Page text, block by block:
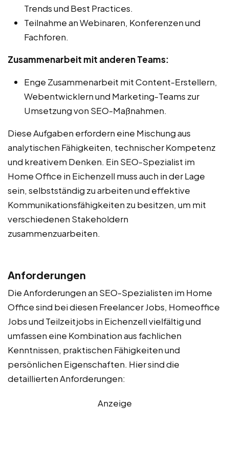
Trends und Best Practices.
Teilnahme an Webinaren, Konferenzen und
Fachforen.
Zusammenarbeit mit anderen Teams:
Enge Zusammenarbeit mit Content-Erstellern,
Webentwicklern und Marketing-Teams zur
Umsetzung von SEO-Maßnahmen.
Diese Aufgaben erfordern eine Mischung aus
analytischen Fähigkeiten, technischer Kompetenz
und kreativem Denken. Ein SEO-Spezialist im
Home Office in Eichenzell muss auch in der Lage
sein, selbstständig zu arbeiten und effektive
Kommunikationsfähigkeiten zu besitzen, um mit
verschiedenen Stakeholdern
zusammenzuarbeiten.
Anforderungen
Die Anforderungen an SEO-Spezialisten im Home
Office sind bei diesen Freelancer Jobs, Homeoffice
Jobs und Teilzeitjobs in Eichenzell vielfältig und
umfassen eine Kombination aus fachlichen
Kenntnissen, praktischen Fähigkeiten und
persönlichen Eigenschaften. Hier sind die
detaillierten Anforderungen:
Anzeige